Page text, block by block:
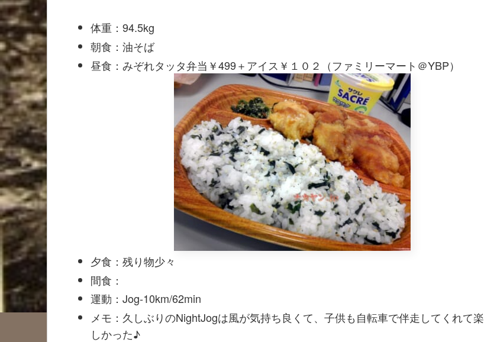
体重：94.5kg
朝食：油そば
昼食：みぞれタッタ弁当￥499＋アイス￥１０２（ファミリーマート＠YBP）
夕食：残り物少々
間食：
運動：Jog-10km/62min
メモ：久しぶりのNightJogは風が気持ち良くて、子供も自転車で伴走してくれて楽
しかった♪